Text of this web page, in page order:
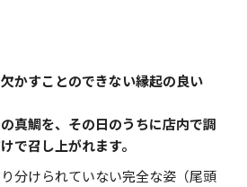
かすことのできない縁起の良い
真鯛を、その日のうちに店内で調
で召し上がれます。
分けられていない完全な姿（尾頭